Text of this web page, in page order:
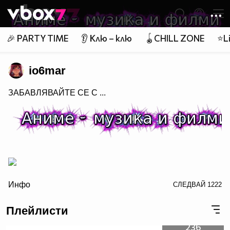
👾
🎉 PARTY TIME 👂 Клю – клю 🪀CHILL ZONE
io6mar
ЗАБАВЛЯВАЙТЕ СЕ С ...
заповядайте в Аниме - музика и филми
Инфо СЛЕДВАЙ 1222
Плейлисти
236